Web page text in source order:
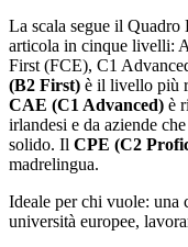
La scala segue il
articola in cinque livelli:
First (FCE), C1
(B2 First) è il livello più
CAE (C1 Advanced) è
irlandesi e da aziende
solido. Il CPE (C2
madrelingua.
Ideale per chi vuole: una
università europee,